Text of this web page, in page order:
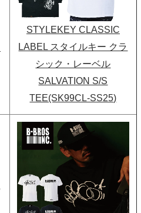
STYLEKEY CLASSIC
LABEL スタイルキー クラ
シック・レーベル
SALVATION S/S
TEE(SK99CL-SS25)